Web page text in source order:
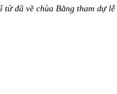
tử đã về chùa Bằng tham dự